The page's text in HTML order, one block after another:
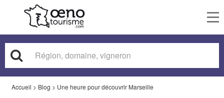
Accueil > Blog > Une heure pour découvrir Marseille